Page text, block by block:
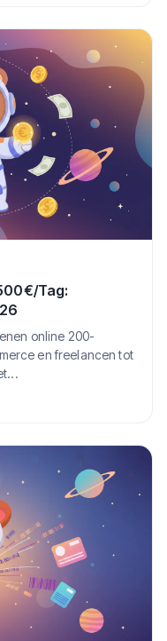
Tag:
online 200-
en freelancen tot